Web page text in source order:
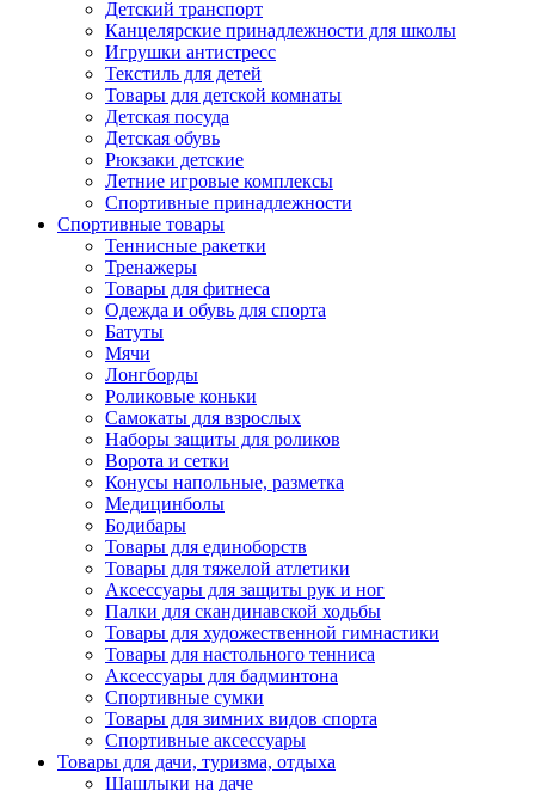
Детский транспорт
Канцелярские принадлежности для школы
Игрушки антистресс
Текстиль для детей
Товары для детской комнаты
Детская посуда
Детская обувь
Рюкзаки детские
Летние игровые комплексы
Спортивные принадлежности
Спортивные товары
Теннисные ракетки
Тренажеры
Товары для фитнеса
Одежда и обувь для спорта
Батуты
Мячи
Лонгборды
Роликовые коньки
Самокаты для взрослых
Наборы защиты для роликов
Ворота и сетки
Конусы напольные, разметка
Медицинболы
Бодибары
Товары для единоборств
Товары для тяжелой атлетики
Аксессуары для защиты рук и ног
Палки для скандинавской ходьбы
Товары для художественной гимнастики
Товары для настольного тенниса
Аксессуары для бадминтона
Спортивные сумки
Товары для зимних видов спорта
Спортивные аксессуары
Товары для дачи, туризма, отдыха
Шашлыки на даче